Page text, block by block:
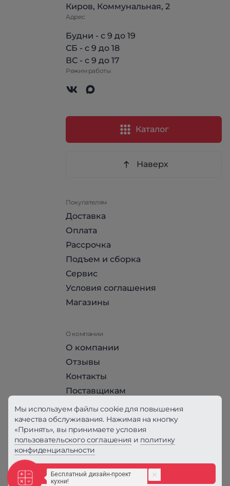
Киров, Коммунальная, 2
Адрес
Будни - с 9 до 19
СБ - с 9 до 18
ВС - с 9 до 17
Режим работы
Каталог
Наверх
Покупателям
Доставка
Оплата
Рассрочка
Подъем и сборка
Сервис
Условия соглашения
Магазины
О компании
О компании
Отзывы
Контакты
Поставщикам
Стать партнером HomeHit
Политика конфиденциальности
Вся информация на сайте, за исключением
офертой, определяемой положениями ст. 437
ГК РФ
Мы используем файлы cookie для повышения
качества обслуживания. Нажимая на кнопку
«Принять», вы принимаете условия
пользовательского соглашения и политику
конфиденциальности
Принять